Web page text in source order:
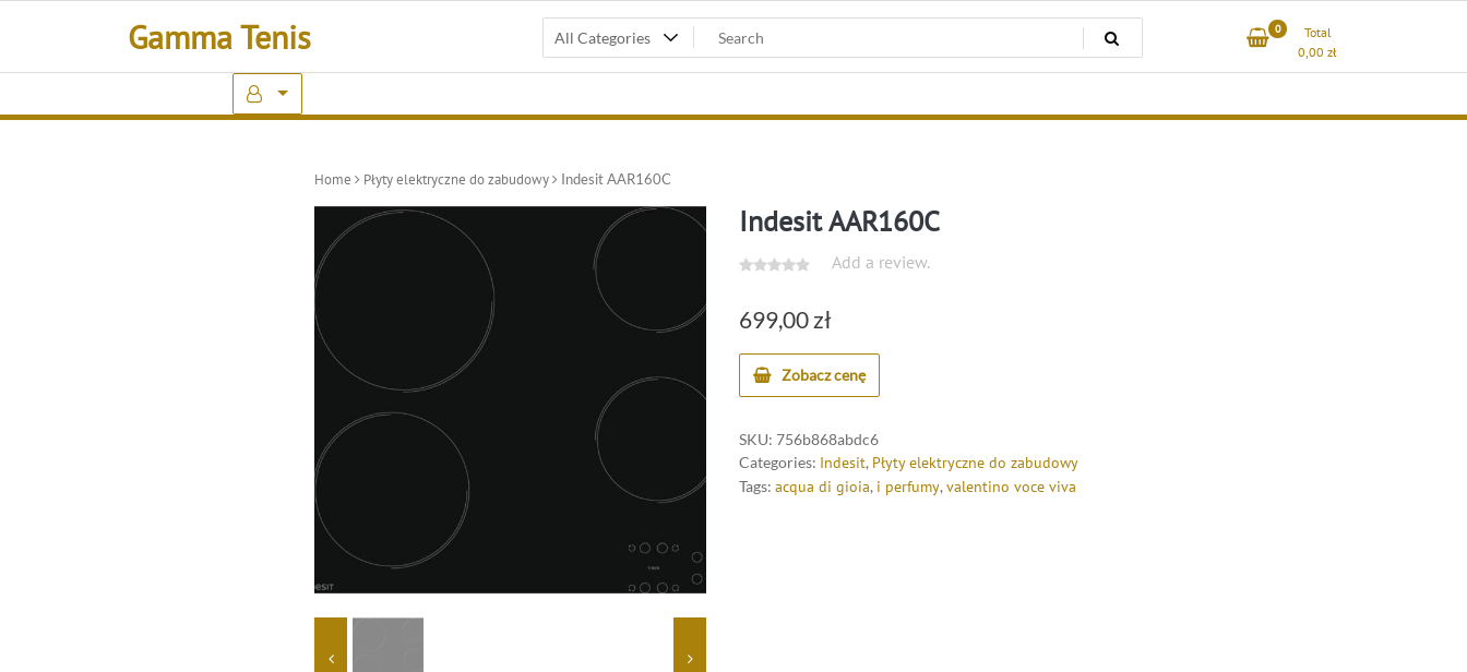
Gamma Tenis 0
Total
0,00 zł
Home Płyty elektryczne do zabudowy Indesit AAR160C
Indesit AAR160C
Add a review.
699,00 zł
Zobacz cenę
SKU: 756b868abdc6
Categories: Indesit, Płyty elektryczne do zabudowy
Tags: acqua di gioia, i perfumy, valentino voce viva